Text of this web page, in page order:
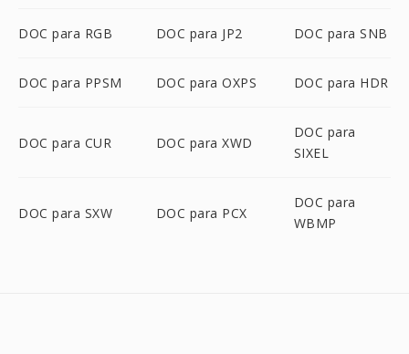
DOC para RGB DOC para JP2 DOC para SNB
DOC para PPSM DOC para OXPS DOC para HDR
DOC para CUR DOC para XWD
DOC para
SIXEL
DOC para SXW DOC para PCX
DOC para
WBMP